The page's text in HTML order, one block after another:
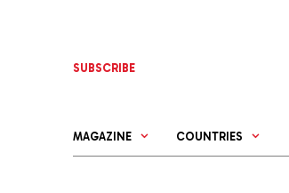
SUBSCRIBE
MAGAZINE COUNTRIES